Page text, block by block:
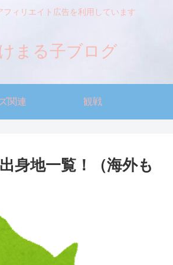
フィリエイト広告を利用しています
まる子ブログ
関連 観戦
身地一覧！（海外も